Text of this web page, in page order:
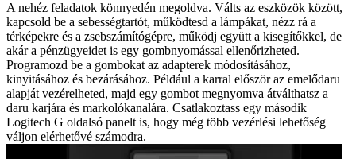
A nehéz feladatok könnyedén megoldva. Válts az eszközök között,
kapcsold be a sebességtartót, működtesd a lámpákat, nézz rá a
térképekre és a zsebszámítógépre, működj együtt a kisegítőkkel, de
akár a pénzügyeidet is egy gombnyomással ellenőrizheted.
Programozd be a gombokat az adapterek módosításához,
kinyitásához és bezárásához. Például a karral először az emelődaru
alapját vezérelheted, majd egy gombot megnyomva átválthatsz a
daru karjára és markolókanalára. Csatlakoztass egy második
Logitech G oldalsó panelt is, hogy még több vezérlési lehetőség
váljon elérhetővé számodra.